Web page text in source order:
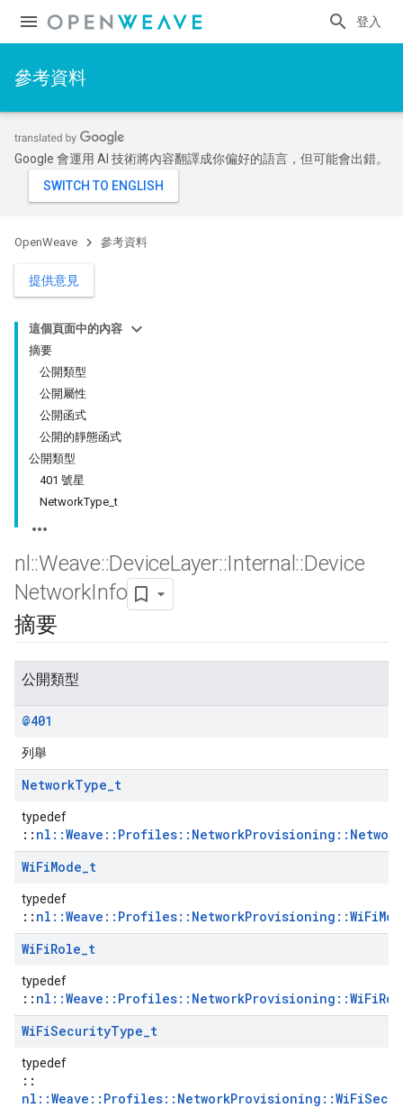
登入
參考資料
Google 會運用 AI 技術將內容翻譯成你偏好的語言，但可能會出錯。
OpenWeave 參考資料
提供意見
這個頁面中的內容
摘要
公開類型
公開屬性
公開函式
公開的靜態函式
公開類型
401 號星
NetworkType_t
nl ::Weave::DeviceLayer::Internal ::Device
NetworkInfo
摘要
公開類型
@401
列舉
NetworkType_t
typedef
::
WiFiMode_t
typedef
::
WiFiRole_t
typedef
::
WiFiSecurityType_t
typedef
::